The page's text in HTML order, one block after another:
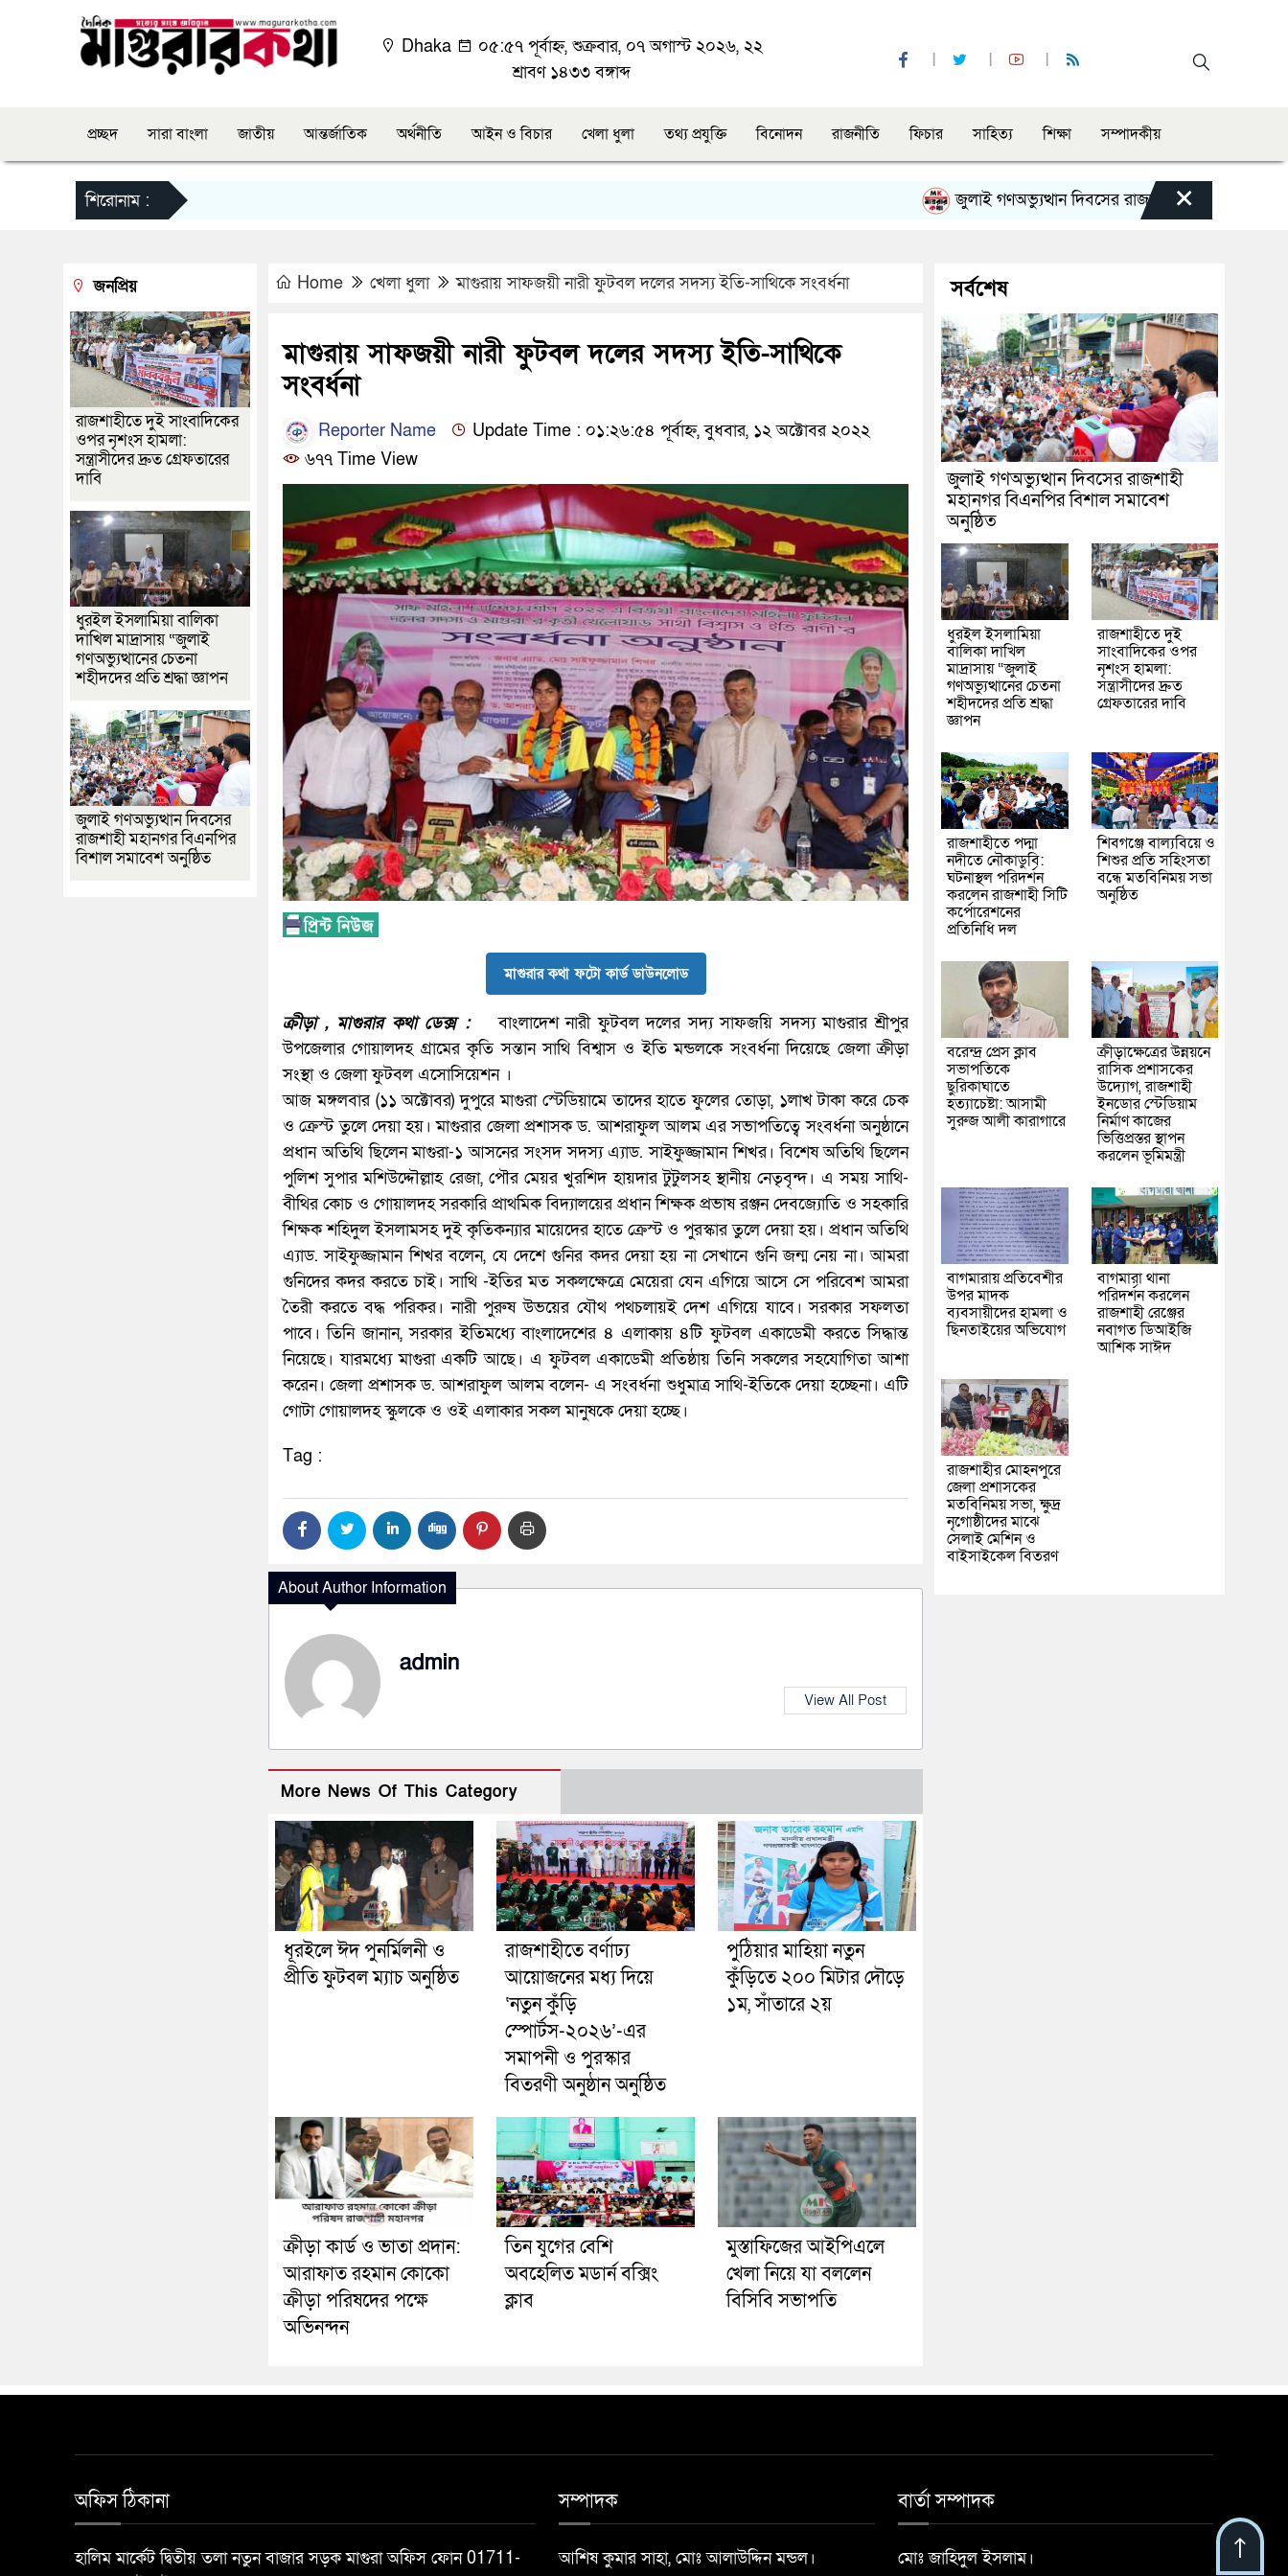
Dhaka
০৫:৫৭ পূর্বাহ্ন, শুক্রবার, ০৭ অগাস্ট ২০২৬, ২২
শ্রাবণ ১৪৩৩ বঙ্গাব্দ
প্রচ্ছদ সারা বাংলা জাতীয় আন্তর্জাতিক অর্থনীতি আইন ও বিচার খেলা ধুলা তথ্য প্রযুক্তি বিনোদন রাজনীতি ফিচার সাহিত্য শিক্ষা সম্পাদকীয়
শিরোনাম : জুলাই গণঅভ্যুত্থান দিবসের রাজশাহী মহানগর বিএনপির
×
Home খেলা ধুলা মাগুরায় সাফজয়ী নারী ফুটবল দলের সদস্য ইতি-সাথিকে সংবর্ধনা
মাগুরায় সাফজয়ী নারী ফুটবল দলের সদস্য ইতি-সাথিকে
সংবর্ধনা
Reporter Name
Update Time : ০১:২৬:৫৪ পূর্বাহ্ন, বুধবার, ১২ অক্টোবর ২০২২
৬৭৭ Time View
মাগুরার কথা ফটো কার্ড ডাউনলোড
ক্রীড়া , মাগুরার কথা ডেক্স :বাংলাদেশ নারী ফুটবল দলের সদ্য সাফজয়ি সদস্য মাগুরার শ্রীপুর
উপজেলার গোয়ালদহ গ্রামের কৃতি সন্তান সাথি বিশ্বাস ও ইতি মন্ডলকে সংবর্ধনা দিয়েছে জেলা ক্রীড়া
সংস্থা ও জেলা ফুটবল এসোসিয়েশন ।
আজ মঙ্গলবার (১১ অক্টোবর) দুপুরে মাগুরা স্টেডিয়ামে তাদের হাতে ফুলের তোড়া, ১লাখ টাকা করে চেক
ও ক্রেস্ট তুলে দেয়া হয়। মাগুরার জেলা প্রশাসক ড. আশরাফুল আলম এর সভাপতিত্বে সংবর্ধনা অনুষ্ঠানে
প্রধান অতিথি ছিলেন মাগুরা-১ আসনের সংসদ সদস্য এ্যাড. সাইফুজ্জামান শিখর। বিশেষ অতিথি ছিলেন
পুলিশ সুপার মশিউদ্দৌল্লাহ রেজা, পৌর মেয়র খুরশিদ হায়দার টুটুলসহ স্থানীয় নেতৃবৃন্দ। এ সময় সাথি-
বীথির কোচ ও গোয়ালদহ সরকারি প্রাথমিক বিদ্যালয়ের প্রধান শিক্ষক প্রভাষ রঞ্জন দেবজ্যোতি ও সহকারি
শিক্ষক শহিদুল ইসলামসহ দুই কৃতিকন্যার মায়েদের হাতে ক্রেস্ট ও পুরস্কার তুলে দেয়া হয়। প্রধান অতিথি
এ্যাড. সাইফুজ্জামান শিখর বলেন, যে দেশে গুনির কদর দেয়া হয় না সেখানে গুনি জন্ম নেয় না। আমরা
গুনিদের কদর করতে চাই। সাথি -ইতির মত সকলক্ষেত্রে মেয়েরা যেন এগিয়ে আসে সে পরিবেশ আমরা
তৈরী করতে বদ্ধ পরিকর। নারী পুরুষ উভয়ের যৌথ পথচলায়ই দেশ এগিয়ে যাবে। সরকার সফলতা
পাবে। তিনি জানান, সরকার ইতিমধ্যে বাংলাদেশের ৪ এলাকায় ৪টি ফুটবল একাডেমী করতে সিদ্ধান্ত
নিয়েছে। যারমধ্যে মাগুরা একটি আছে। এ ফুটবল একাডেমী প্রতিষ্ঠায় তিনি সকলের সহযোগিতা আশা
করেন। জেলা প্রশাসক ড. আশরাফুল আলম বলেন- এ সংবর্ধনা শুধুমাত্র সাথি-ইতিকে দেয়া হচ্ছেনা। এটি
গোটা গোয়ালদহ স্কুলকে ও ওই এলাকার সকল মানুষকে দেয়া হচ্ছে।
Tag :
About Author Information
admin
View All Post
More News Of This Category
ধূরইলে ঈদ পুনর্মিলনী ও
প্রীতি ফুটবল ম্যাচ অনুষ্ঠিত
রাজশাহীতে বর্ণাঢ্য
আয়োজনের মধ্য দিয়ে
‘নতুন কুঁড়ি
স্পোর্টস-২০২৬’-এর
সমাপনী ও পুরস্কার
বিতরণী অনুষ্ঠান অনুষ্ঠিত
পুঠিয়ার মাহিয়া নতুন
কুঁড়িতে ২০০ মিটার দৌড়ে
১ম, সাঁতারে ২য়
ক্রীড়া কার্ড ও ভাতা প্রদান:
আরাফাত রহমান কোকো
ক্রীড়া পরিষদের পক্ষে
অভিনন্দন
তিন যুগের বেশি
অবহেলিত মডার্ন বক্সিং
ক্লাব
মুস্তাফিজের আইপিএলে
খেলা নিয়ে যা বললেন
বিসিবি সভাপতি
জনপ্রিয়
রাজশাহীতে দুই সাংবাদিকের
ওপর নৃশংস হামলা:
সন্ত্রাসীদের দ্রুত গ্রেফতারের
দাবি
ধুরইল ইসলামিয়া বালিকা
দাখিল মাদ্রাসায় “জুলাই
গণঅভ্যুত্থানের চেতনা
শহীদদের প্রতি শ্রদ্ধা জ্ঞাপন
জুলাই গণঅভ্যুত্থান দিবসের
রাজশাহী মহানগর বিএনপির
বিশাল সমাবেশ অনুষ্ঠিত
সর্বশেষ
জুলাই গণঅভ্যুত্থান দিবসের রাজশাহী
মহানগর বিএনপির বিশাল সমাবেশ
অনুষ্ঠিত
ধুরইল ইসলামিয়া
বালিকা দাখিল
মাদ্রাসায় “জুলাই
গণঅভ্যুত্থানের চেতনা
শহীদদের প্রতি শ্রদ্ধা
জ্ঞাপন
রাজশাহীতে দুই
সাংবাদিকের ওপর
নৃশংস হামলা:
সন্ত্রাসীদের দ্রুত
গ্রেফতারের দাবি
রাজশাহীতে পদ্মা
নদীতে নৌকাডুবি:
ঘটনাস্থল পরিদর্শন
করলেন রাজশাহী সিটি
কর্পোরেশনের
প্রতিনিধি দল
শিবগঞ্জে বাল্যবিয়ে ও
শিশুর প্রতি সহিংসতা
বন্ধে মতবিনিময় সভা
অনুষ্ঠিত
বরেন্দ্র প্রেস ক্লাব
সভাপতিকে
ছুরিকাঘাতে
হত্যাচেষ্টা: আসামী
সুরুজ আলী কারাগারে
ক্রীড়াক্ষেত্রের উন্নয়নে
রাসিক প্রশাসকের
উদ্যোগ, রাজশাহী
ইনডোর স্টেডিয়াম
নির্মাণ কাজের
ভিত্তিপ্রস্তর স্থাপন
করলেন ভূমিমন্ত্রী
বাগমারায় প্রতিবেশীর
উপর মাদক
ব্যবসায়ীদের হামলা ও
ছিনতাইয়ের অভিযোগ
বাগমারা থানা
পরিদর্শন করলেন
রাজশাহী রেঞ্জের
নবাগত ডিআইজি
আশিক সাঈদ
রাজশাহীর মোহনপুরে
জেলা প্রশাসকের
মতবিনিময় সভা, ক্ষুদ্র
নৃগোষ্ঠীদের মাঝে
সেলাই মেশিন ও
বাইসাইকেল বিতরণ
অফিস ঠিকানা
হালিম মার্কেট দ্বিতীয় তলা নতুন বাজার সড়ক মাগুরা অফিস ফোন 01711-
সম্পাদক
আশিষ কুমার সাহা, মোঃ আলাউদ্দিন মন্ডল।
বার্তা সম্পাদক
মোঃ জাহিদুল ইসলাম।